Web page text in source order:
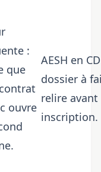
:
que
ouvre
AESH en
dossier à
relire avant
inscription.